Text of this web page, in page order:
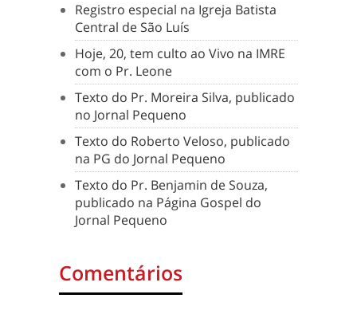
Registro especial na Igreja Batista
Central de São Luís
Hoje, 20, tem culto ao Vivo na IMRE
com o Pr. Leone
Texto do Pr. Moreira Silva, publicado
no Jornal Pequeno
Texto do Roberto Veloso, publicado
na PG do Jornal Pequeno
Texto do Pr. Benjamin de Souza,
publicado na Página Gospel do
Jornal Pequeno
Comentários